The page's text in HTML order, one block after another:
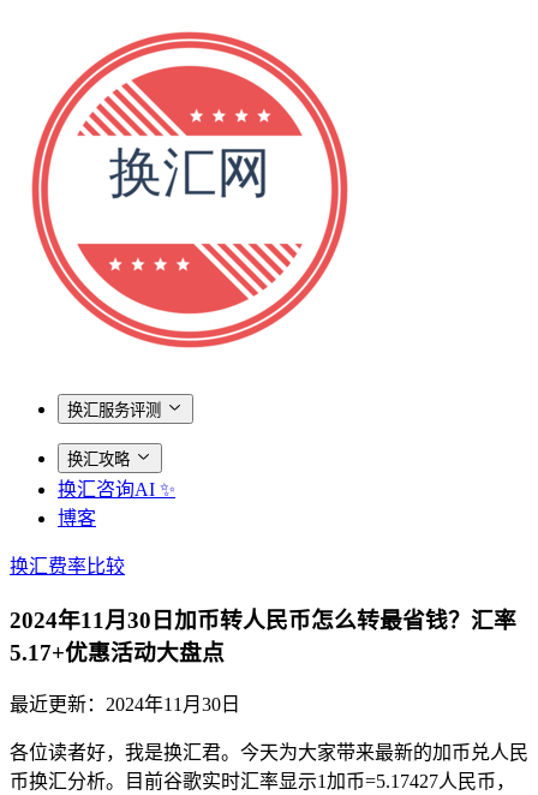
换汇服务评测
换汇攻略
换汇咨询AI ✨
博客
换汇费率比较
2024年11月30日加币转人民币怎么转最省钱？汇率
5.17+优惠活动大盘点
最近更新： 2024年11月30日
各位读者好，我是换汇君。今天为大家带来最新的加币兑人民
币换汇分析。目前谷歌实时汇率显示1加币=5.17427人民币，